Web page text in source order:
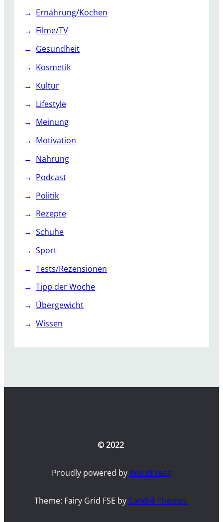
Ernährung/Kochen
Filme/TV
Gesundheit
Kosmetik
Kultur
Lifestyle
Meinung
Motivation
Nahrung
Podcast
Politik
Rezepte
Schuhe
Sport
Tests/Rezensionen
Tipp der Woche
Übergewicht
Wissen
© 2022
Proudly powered byWordPress
Theme: Fairy Grid FSE by Candid Themes.